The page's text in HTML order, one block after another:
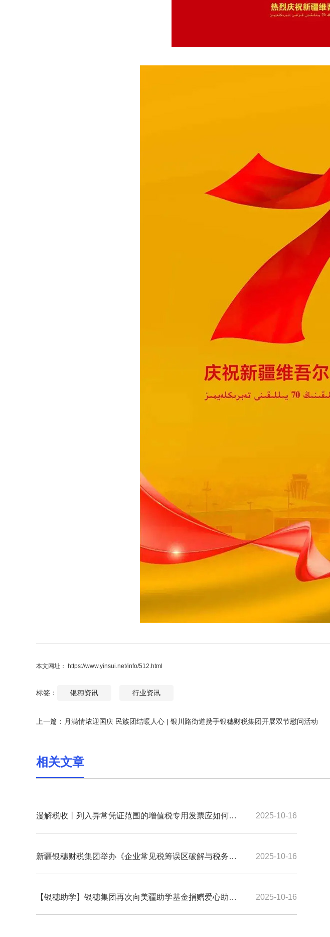
本文网址： https://www.yinsui.net/info/512.html
标签： 银穗资讯 行业资讯
上一篇： 月满情浓迎国庆 民族团结暖人心 | 银川路街道携手银穗财税集团开展双节慰问活动
相关文章
2025-10-16
漫解税收丨列入异常凭证范围的增值税专用发票应如何处
理？
2025-10-16
新疆银穗财税集团举办《企业常见税筹误区破解与税务合
规实战培训》，助力企业应对智慧税务新时代
2025-10-16
【银穗助学】银穗集团再次向美疆助学基金捐赠爱心助学
金